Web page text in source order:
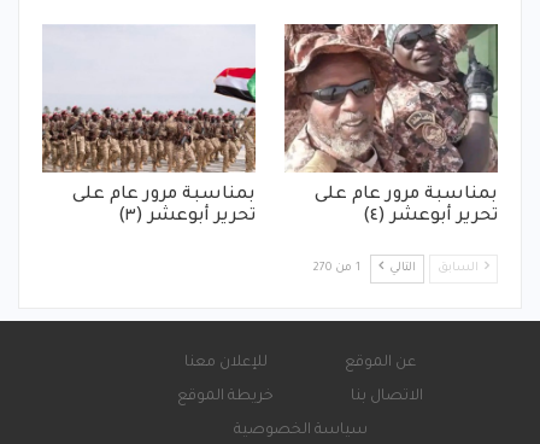
بمناسبة مرور عام على
تحرير أبوعشر (٤)
بمناسبة مرور عام على
تحرير أبوعشر (٣)
السابق التالي 1 من 270
عن الموقع
للإعلان معنا
الاتصال بنا
خريطة الموقع
سياسة الخصوصية